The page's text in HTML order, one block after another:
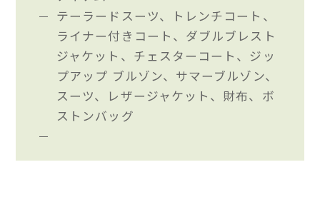
テーラードスーツ、トレンチコート、
ライナー付きコート、ダブルブレスト
ジャケット、チェスターコート、ジッ
プアップ ブルゾン、サマーブルゾン、
スーツ、レザージャケット、財布、ボ
ストンバッグ